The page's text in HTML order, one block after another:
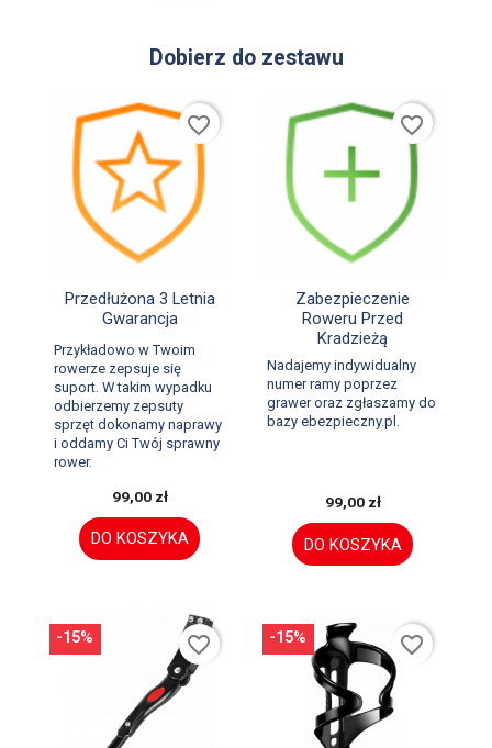
Dobierz do zestawu
Szybki podgląd
Przedłużona 3 Letnia
Gwarancja
Przykładowo w Twoim
rowerze zepsuje się
suport. W takim wypadku
odbierzemy zepsuty
sprzęt dokonamy naprawy
i oddamy Ci Twój sprawny
rower.
99,00 zł
DO KOSZYKA
favorite_border
Szybki podgląd
Zabezpieczenie
Roweru Przed
Kradzieżą
Nadajemy indywidualny
numer ramy poprzez
grawer oraz zgłaszamy do
bazy ebezpieczny.pl.
99,00 zł
DO KOSZYKA
favorite_border
-15% favorite_border -15% favorite_border